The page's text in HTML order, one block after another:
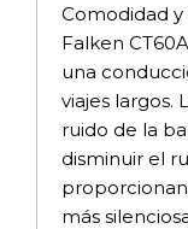
Comodidad y
Falken
una
viajes largos.
ruido de la
disminuir el
más